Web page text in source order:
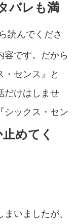
バレも満
読んでくださ
容です。だから
・センス』と
だけはしませ
シックス・セン
めてく
いましたが、